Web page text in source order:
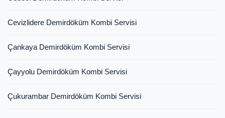
Cevizlidere Demirdöküm Kombi Servisi
Çankaya Demirdöküm Kombi Servisi
Çayyolu Demirdöküm Kombi Servisi
Çukurambar Demirdöküm Kombi Servisi